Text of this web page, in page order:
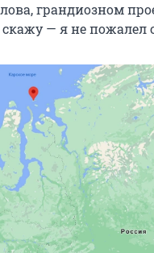
грандиозном
скажу — я не пожалел